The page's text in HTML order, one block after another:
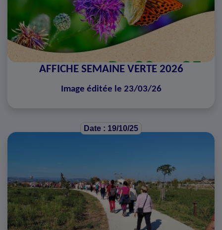
AFFICHE SEMAINE VERTE 2026
Image éditée le 23/03/26
Date : 19/10/25